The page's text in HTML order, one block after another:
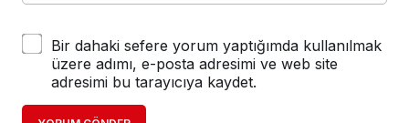
Bir dahaki sefere yorum yaptığımda kullanılmak
üzere adımı, e-posta adresimi ve web site
adresimi bu tarayıcıya kaydet.